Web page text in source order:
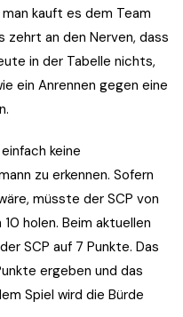
kauft es dem Team
zehrt an den Nerven, dass
in der Tabelle nichts,
ein Anrennen gegen eine
keine
zu erkennen. Sofern
müsste der SCP von
holen. Beim aktuellen
SCP auf 7 Punkte. Das
ergeben und das
Spiel wird die Bürde